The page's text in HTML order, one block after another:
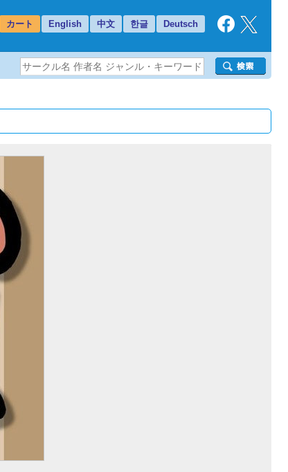
カート English 中文 한글 Deutsch